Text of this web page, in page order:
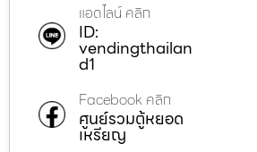
แอดไลน์ คลิก
ID:
vendingthailan
d1
Facebook คลิก
ศูนย์รวมตู้หยอด
เหรียญ